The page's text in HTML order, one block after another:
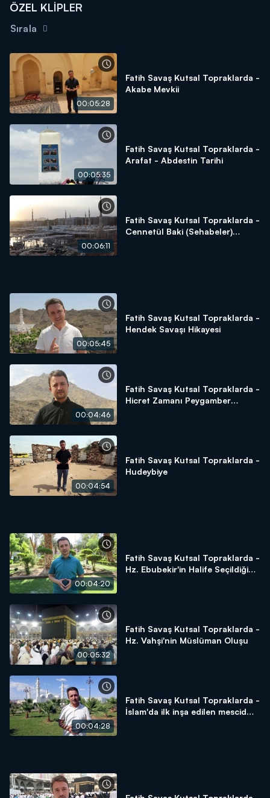
ÖZEL KLİPLER
Sırala
00:05:28
Fatih Savaş Kutsal Topraklarda -
Akabe Mevkii
00:05:35
Fatih Savaş Kutsal Topraklarda -
Arafat - Abdestin Tarihi
00:06:11
Fatih Savaş Kutsal Topraklarda -
Cennetül Baki (Sehabeler)
00:05:45
Fatih Savaş Kutsal Topraklarda -
Hendek Savaşı Hikayesi
00:04:46
Fatih Savaş Kutsal Topraklarda -
Hicret Zamanı Peygamber
00:04:54
Fatih Savaş Kutsal Topraklarda -
Hudeybiye
00:04:20
Fatih Savaş Kutsal Topraklarda -
Hz. Ebubekir'in Halife Seçildiği
00:05:32
Fatih Savaş Kutsal Topraklarda -
Hz. Vahşi'nin Müslüman Oluşu
00:04:28
Fatih Savaş Kutsal Topraklarda -
İslam'da ilk inşa edilen mescid